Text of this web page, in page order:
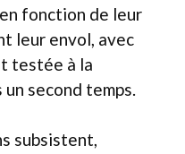
fonction de leur
leur envol, avec
testée à la
second temps.
subsistent,